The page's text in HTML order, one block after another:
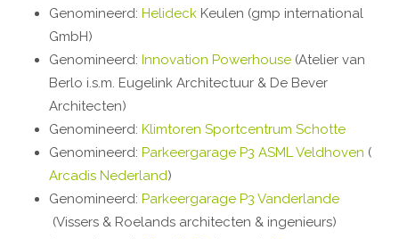
Genomineerd: Helideck Keulen (gmp international
GmbH)
Genomineerd: Innovation Powerhouse (Atelier van
Berlo i.s.m. Eugelink Architectuur & De Bever
Architecten)
Genomineerd: Klimtoren Sportcentrum Schotte
Genomineerd: Parkeergarage P3 ASML Veldhoven (
Arcadis Nederland)
Genomineerd: Parkeergarage P3 Vanderlande
(Vissers & Roelands architecten & ingenieurs)